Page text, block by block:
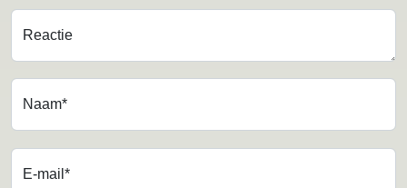
Reactie
Naam*
E-mail*